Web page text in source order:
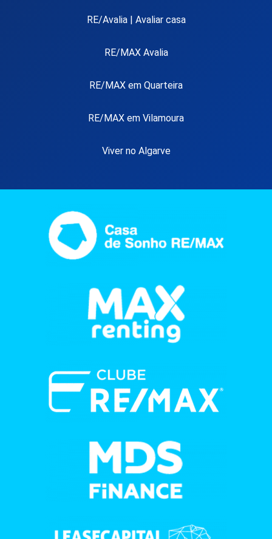
RE/Avalia | Avaliar casa
RE/MAX Avalia
RE/MAX em Quarteira
RE/MAX em Vilamoura
Viver no Algarve